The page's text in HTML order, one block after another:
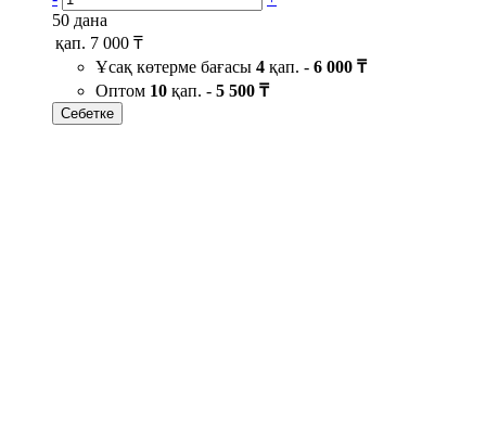
50 дана
қап. 7 000 ₸
Ұсақ көтерме бағасы 4 қап. - 6 000 ₸
Оптом 10 қап. - 5 500 ₸
Себетке